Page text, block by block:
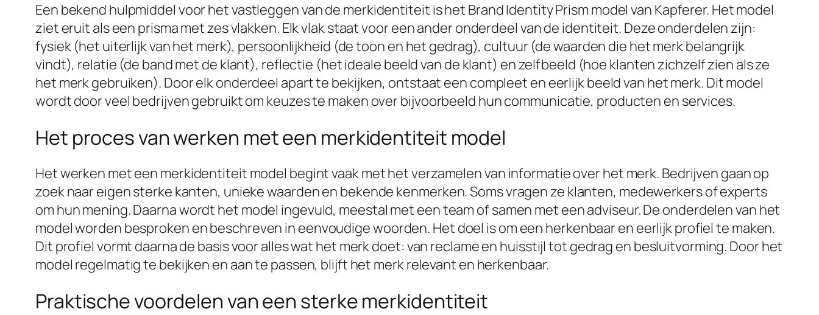
Een bekend hulpmiddel voor het vastleggen van de merkidentiteit is het Brand Identity Prism model van Kapferer. Het model
ziet eruit als een prisma met zes vlakken. Elk vlak staat voor een ander onderdeel van de identiteit. Deze onderdelen zijn:
fysiek (het uiterlijk van het merk), persoonlijkheid (de toon en het gedrag), cultuur (de waarden die het merk belangrijk
vindt), relatie (de band met de klant), reflectie (het ideale beeld van de klant) en zelfbeeld (hoe klanten zichzelf zien als ze
het merk gebruiken). Door elk onderdeel apart te bekijken, ontstaat een compleet en eerlijk beeld van het merk. Dit model
wordt door veel bedrijven gebruikt om keuzes te maken over bijvoorbeeld hun communicatie, producten en services.
Het proces van werken met een merkidentiteit model
Het werken met een merkidentiteit model begint vaak met het verzamelen van informatie over het merk. Bedrijven gaan op
zoek naar eigen sterke kanten, unieke waarden en bekende kenmerken. Soms vragen ze klanten, medewerkers of experts
om hun mening. Daarna wordt het model ingevuld, meestal met een team of samen met een adviseur. De onderdelen van het
model worden besproken en beschreven in eenvoudige woorden. Het doel is om een herkenbaar en eerlijk profiel te maken.
Dit profiel vormt daarna de basis voor alles wat het merk doet: van reclame en huisstijl tot gedrag en besluitvorming. Door het
model regelmatig te bekijken en aan te passen, blijft het merk relevant en herkenbaar.
Praktische voordelen van een sterke merkidentiteit